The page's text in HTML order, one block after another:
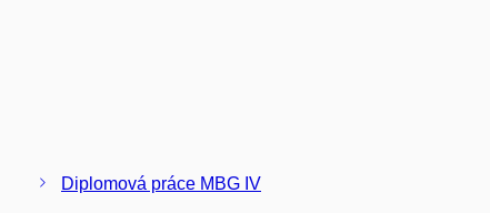
Diplomová práce MBG IV